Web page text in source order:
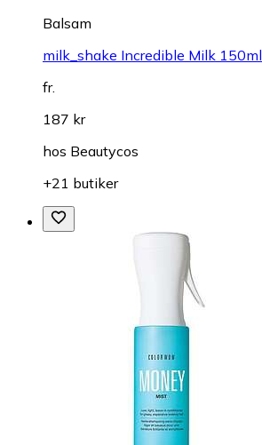
Balsam
milk_shake Incredible Milk 150ml
fr.
187 kr
hos Beautycos
+21 butiker